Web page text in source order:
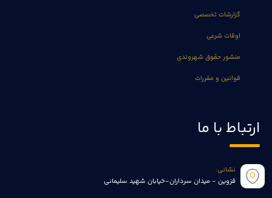
گزارشات تخصصی
اوقات شرعی
منشور حقوق شهروندی
قوانین و مقررات
ارتباط با ما
نشانی:
قزوین - میدان سرداران-خیابان شهید سلیمانی